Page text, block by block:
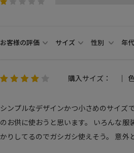
お客様の評価 サイズ 性別 年代
購入サイズ：
シンプルなデザインかつ小さめのサイズ
のお供に使おうと思います。 いろんな服
かりしてるのでガシガシ使えそう。 意外